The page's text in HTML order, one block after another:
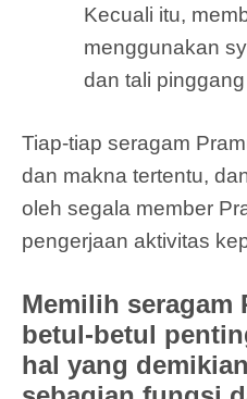
Kecuali itu,
menggunakan
dan tali
Tiap-tiap seragam
dan makna tertentu,
oleh segala member
pengerjaan aktivitas
Memilih seragam
betul-betul
hal yang